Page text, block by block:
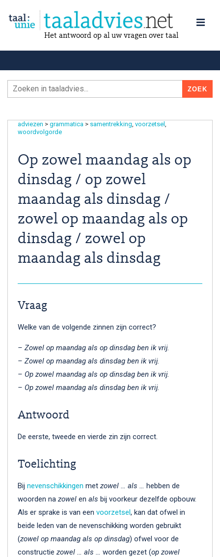
Het antwoord op al uw vragen over taal
adviezen > grammatica > samentrekking voorzetsel
woordvolgorde
Op zowel maandag als op
dinsdag / op zowel
maandag als dinsdag /
zowel op maandag als op
dinsdag / zowel op
maandag als dinsdag
Vraag
Welke van de volgende zinnen zijn correct?
– Zowel op maandag als op dinsdag ben ik vrij.
– Zowel op maandag als dinsdag ben ik vrij.
– Op zowel maandag als op dinsdag ben ik vrij.
– Op zowel maandag als dinsdag ben ik vrij.
Antwoord
De eerste, tweede en vierde zin zijn correct.
Toelichting
Bij nevenschikkingen met zowel … als … hebben de
woorden na zowel en als bij voorkeur dezelfde opbouw.
Als er sprake is van een voorzetsel, kan dat ofwel in
beide leden van de nevenschikking worden gebruikt
(zowel op maandag als op dinsdag) ofwel voor de
constructie zowel … als … worden gezet (op zowel